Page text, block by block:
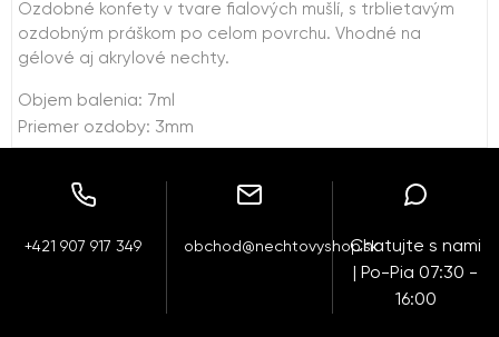
Ozdobné konfety v tvare fialových mušlí, s trblietavým
ozdobným práškom po celom povrchu. Vhodné na
gélové aj akrylové nechty.
Objem balenia: 7ml
Priemer ozdoby: 3mm
+421 907 917 349 obchod@nechtovyshop.skChatujte s nami
| Po-Pia 07:30 -
16:00